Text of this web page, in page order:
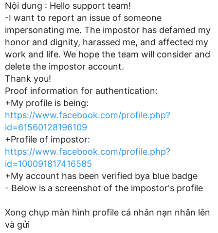
Nội dung : Hello support team!
-I want to report an issue of someone
impersonating me. The impostor has defamed my
honor and dignity, harassed me, and affected my
work and life. We hope the team will consider and
delete the impostor account.
Thank you!
Proof information for authentication:
+My profile is being:
https://www.facebook.com/profile.php?
id=61560128196109
+Profile of impostor:
https://www.facebook.com/profile.php?
id=100091817416585
+My account has been verified bya blue badge
- Below is a screenshot of the impostor's profile
Xong chụp màn hình profile cá nhân nạn nhân lên
và gửi